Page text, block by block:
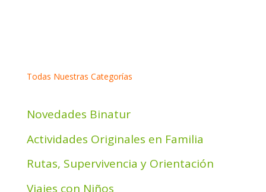
Todas Nuestras Categorías
Novedades Binatur
Actividades Originales en Familia
Rutas, Supervivencia y Orientación
Viajes con Niños